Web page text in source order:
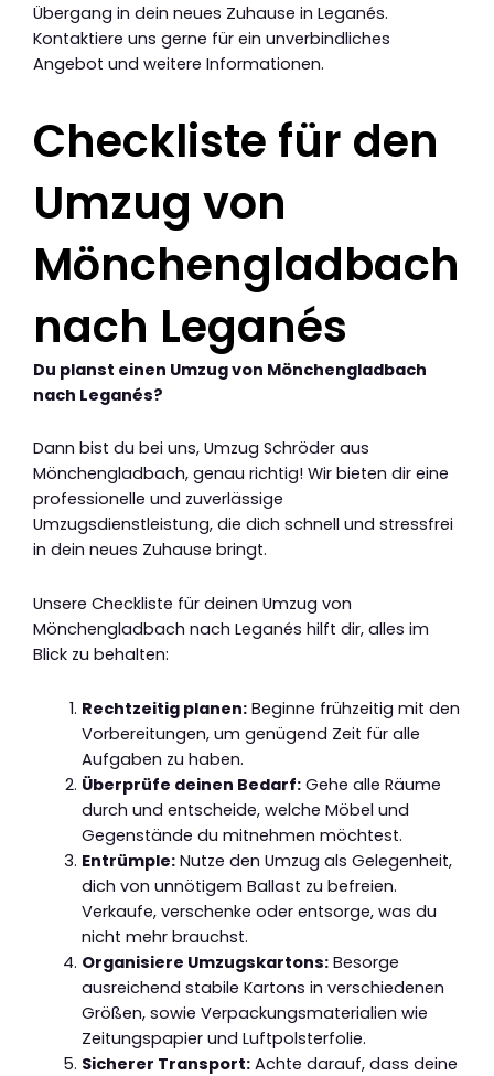
Übergang in dein neues Zuhause in Leganés.
Kontaktiere uns gerne für ein unverbindliches
Angebot und weitere Informationen.
Checkliste für den
Umzug von
Mönchengladbach
nach Leganés
Du planst einen Umzug von Mönchengladbach
nach Leganés?
Dann bist du bei uns, Umzug Schröder aus
Mönchengladbach, genau richtig! Wir bieten dir eine
professionelle und zuverlässige
Umzugsdienstleistung, die dich schnell und stressfrei
in dein neues Zuhause bringt.
Unsere Checkliste für deinen Umzug von
Mönchengladbach nach Leganés hilft dir, alles im
Blick zu behalten:
Rechtzeitig planen:Beginne frühzeitig mit den
Vorbereitungen, um genügend Zeit für alle
Aufgaben zu haben.
Überprüfe deinen Bedarf:Gehe alle Räume
durch und entscheide, welche Möbel und
Gegenstände du mitnehmen möchtest.
Entrümple:Nutze den Umzug als Gelegenheit,
dich von unnötigem Ballast zu befreien.
Verkaufe, verschenke oder entsorge, was du
nicht mehr brauchst.
Organisiere Umzugskartons:Besorge
ausreichend stabile Kartons in verschiedenen
Größen, sowie Verpackungsmaterialien wie
Zeitungspapier und Luftpolsterfolie.
Sicherer Transport:Achte darauf, dass deine